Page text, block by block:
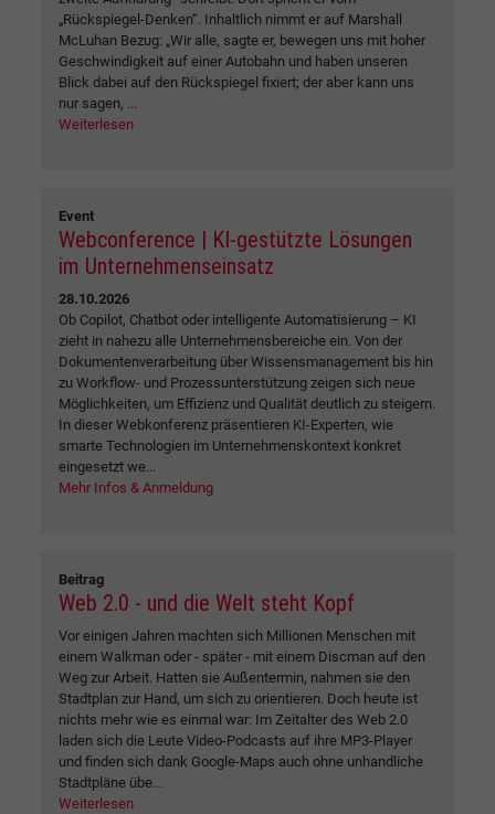
„Rückspiegel-Denken“. Inhaltlich nimmt er auf Marshall
McLuhan Bezug: „Wir alle, sagte er, bewegen uns mit hoher
Geschwindigkeit auf einer Autobahn und haben unseren
Blick dabei auf den Rückspiegel fixiert; der aber kann uns
nur sagen, ...
Weiterlesen
Event
Webconference | KI-gestützte Lösungen
im Unternehmenseinsatz
28.10.2026
Ob Copilot, Chatbot oder intelligente Automatisierung – KI
zieht in nahezu alle Unternehmensbereiche ein. Von der
Dokumentenverarbeitung über Wissensmanagement bis hin
zu Workflow- und Prozessunterstützung zeigen sich neue
Möglichkeiten, um Effizienz und Qualität deutlich zu steigern.
In dieser Webkonferenz präsentieren KI-Experten, wie
smarte Technologien im Unternehmenskontext konkret
eingesetzt we...
Mehr Infos & Anmeldung
Beitrag
Web 2.0 - und die Welt steht Kopf
Vor einigen Jahren machten sich Millionen Menschen mit
einem Walkman oder - später - mit einem Discman auf den
Weg zur Arbeit. Hatten sie Außentermin, nahmen sie den
Stadtplan zur Hand, um sich zu orientieren. Doch heute ist
nichts mehr wie es einmal war: Im Zeitalter des Web 2.0
laden sich die Leute Video-Podcasts auf ihre MP3-Player
und finden sich dank Google-Maps auch ohne unhandliche
Stadtpläne übe...
Weiterlesen